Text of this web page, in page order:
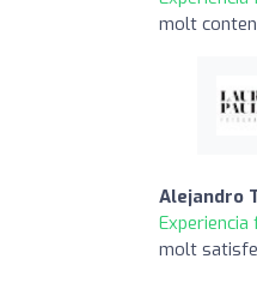
molt
Alejandro
molt